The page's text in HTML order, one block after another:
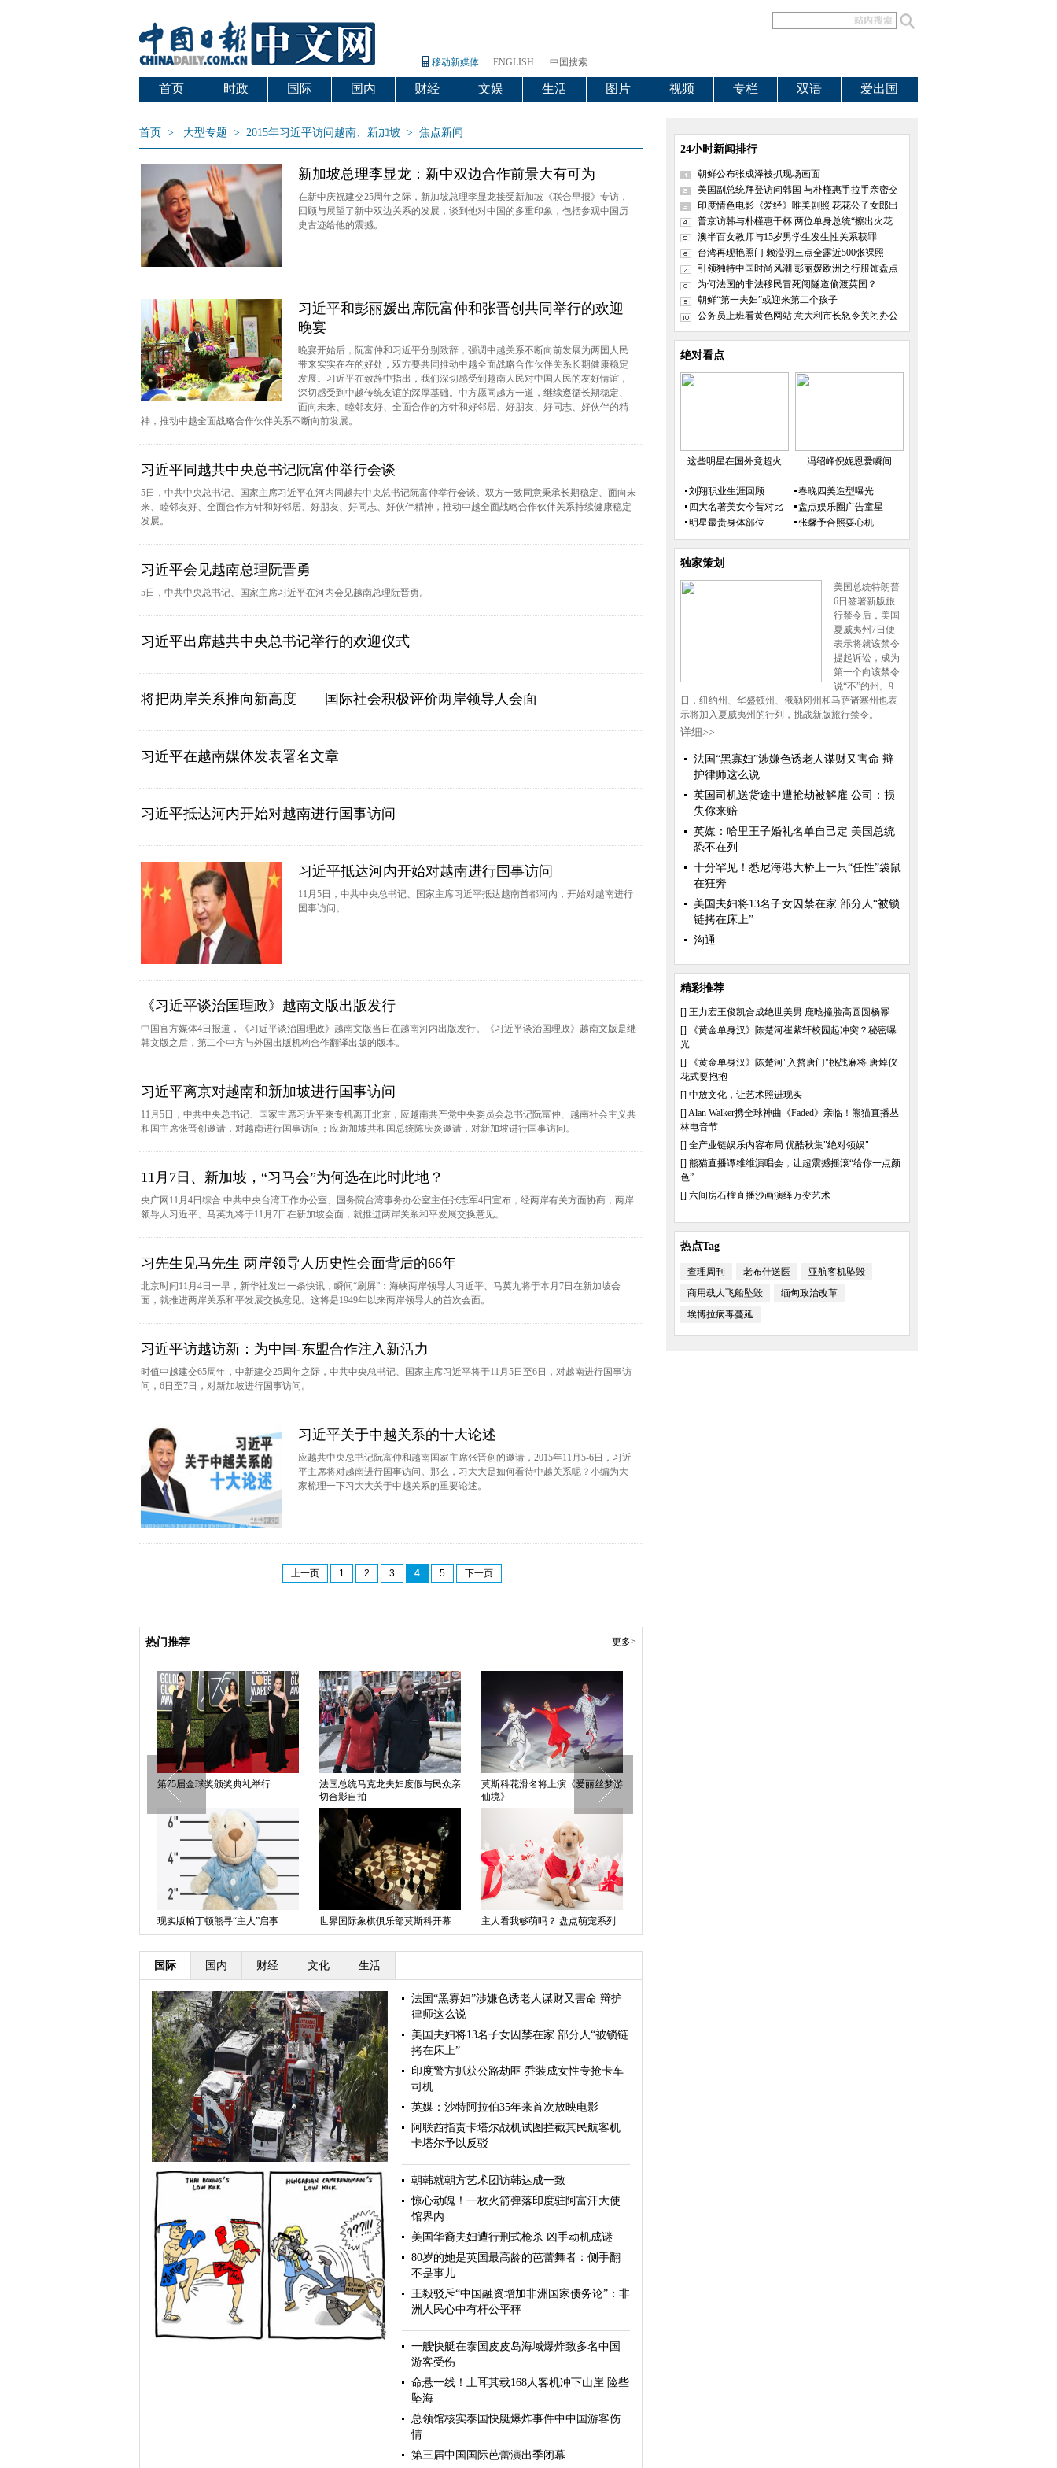
移动新媒体 ENGLISH 中国搜索
首页 时政 国际 国内 财经 文娱 生活 图片 视频 专栏 双语 爱出国
首页 > 大型专题 > 2015年习近平访问越南、新加坡 > 焦点新闻
新加坡总理李显龙：新中双边合作前景大有可为
在新中庆祝建交25周年之际，新加坡总理李显龙接受新加坡《联合早报》专访，
回顾与展望了新中双边关系的发展，谈到他对中国的多重印象，包括参观中国历
史古迹给他的震撼。
习近平和彭丽媛出席阮富仲和张晋创共同举行的欢迎
晚宴
晚宴开始后，阮富仲和习近平分别致辞，强调中越关系不断向前发展为两国人民
带来实实在在的好处，双方要共同推动中越全面战略合作伙伴关系长期健康稳定
发展。习近平在致辞中指出，我们深切感受到越南人民对中国人民的友好情谊，
深切感受到中越传统友谊的深厚基础。中方愿同越方一道，继续遵循长期稳定、
面向未来、睦邻友好、全面合作的方针和好邻居、好朋友、好同志、好伙伴的精
神，推动中越全面战略合作伙伴关系不断向前发展。
习近平同越共中央总书记阮富仲举行会谈
5日，中共中央总书记、国家主席习近平在河内同越共中央总书记阮富仲举行会谈。双方一致同意秉承长期稳定、面向未
来、睦邻友好、全面合作方针和好邻居、好朋友、好同志、好伙伴精神，推动中越全面战略合作伙伴关系持续健康稳定
发展。
习近平会见越南总理阮晋勇
5日，中共中央总书记、国家主席习近平在河内会见越南总理阮晋勇。
习近平出席越共中央总书记举行的欢迎仪式
将把两岸关系推向新高度——国际社会积极评价两岸领导人会面
习近平在越南媒体发表署名文章
习近平抵达河内开始对越南进行国事访问
习近平抵达河内开始对越南进行国事访问
11月5日，中共中央总书记、国家主席习近平抵达越南首都河内，开始对越南进行
国事访问。
《习近平谈治国理政》越南文版出版发行
中国官方媒体4日报道，《习近平谈治国理政》越南文版当日在越南河内出版发行。《习近平谈治国理政》越南文版是继
韩文版之后，第二个中方与外国出版机构合作翻译出版的版本。
习近平离京对越南和新加坡进行国事访问
11月5日，中共中央总书记、国家主席习近平乘专机离开北京，应越南共产党中央委员会总书记阮富仲、越南社会主义共
和国主席张晋创邀请，对越南进行国事访问；应新加坡共和国总统陈庆炎邀请，对新加坡进行国事访问。
11月7日、新加坡，“习马会”为何选在此时此地？
央广网11月4日综合 中共中央台湾工作办公室、国务院台湾事务办公室主任张志军4日宣布，经两岸有关方面协商，两岸
领导人习近平、马英九将于11月7日在新加坡会面，就推进两岸关系和平发展交换意见。
习先生见马先生 两岸领导人历史性会面背后的66年
北京时间11月4日一早，新华社发出一条快讯，瞬间“刷屏”：海峡两岸领导人习近平、马英九将于本月7日在新加坡会
面，就推进两岸关系和平发展交换意见。这将是1949年以来两岸领导人的首次会面。
习近平访越访新：为中国-东盟合作注入新活力
时值中越建交65周年，中新建交25周年之际，中共中央总书记、国家主席习近平将于11月5日至6日，对越南进行国事访
问，6日至7日，对新加坡进行国事访问。
习近平关于中越关系的十大论述
应越共中央总书记阮富仲和越南国家主席张晋创的邀请，2015年11月5-6日，习近
平主席将对越南进行国事访问。那么，习大大是如何看待中越关系呢？小编为大
家梳理一下习大大关于中越关系的重要论述。
上一页 1 2 3 4 5 下一页
热门推荐 更多>
第75届金球奖颁奖典礼举行
法国总统马克龙夫妇度假与民众亲
切合影自拍
莫斯科花滑名将上演《爱丽丝梦游
仙境》
现实版帕丁顿熊寻“主人”启事 世界国际象棋俱乐部莫斯科开幕
主人看我够萌吗？ 盘点萌宠系列
圣诞照
国际 国内 财经 文化 生活
伊斯坦布尔遭炸弹袭击 至少11死36伤（图）
法国“黑寡妇”涉嫌色诱老人谋财又害命 辩护
律师这么说
美国夫妇将13名子女囚禁在家 部分人“被锁链
拷在床上”
印度警方抓获公路劫匪 乔装成女性专抢卡车
司机
英媒：沙特阿拉伯35年来首次放映电影
阿联酋指责卡塔尔战机试图拦截其民航客机
卡塔尔予以反驳
朝韩就朝方艺术团访韩达成一致
惊心动魄！一枚火箭弹落印度驻阿富汗大使
馆界内
美国华裔夫妇遭行刑式枪杀 凶手动机成谜
80岁的她是英国最高龄的芭蕾舞者：侧手翻
不是事儿
王毅驳斥“中国融资增加非洲国家债务论”：非
洲人民心中有杆公平秤
一艘快艇在泰国皮皮岛海域爆炸致多名中国
游客受伤
命悬一线！土耳其载168人客机冲下山崖 险些
坠海
总领馆核实泰国快艇爆炸事件中中国游客伤
情
第三届中国国际芭蕾演出季闭幕
24小时新闻排行
朝鲜公布张成泽被抓现场画面
美国副总统拜登访问韩国 与朴槿惠手拉手亲密交
印度情色电影《爱经》唯美剧照 花花公子女郎出
普京访韩与朴槿惠干杯 两位单身总统“擦出火花
澳半百女教师与15岁男学生发生性关系获罪
台湾再现艳照门 赖滢羽三点全露近500张裸照
引领独特中国时尚风潮 彭丽媛欧洲之行服饰盘点
为何法国的非法移民冒死闯隧道偷渡英国？
朝鲜“第一夫妇”或迎来第二个孩子
公务员上班看黄色网站 意大利市长怒令关闭办公
绝对看点
这些明星在国外竟超火 冯绍峰倪妮恩爱瞬间
刘翔职业生涯回顾
四大名著美女今昔对比
明星最贵身体部位
春晚四美造型曝光
盘点娱乐圈广告童星
张馨予合照耍心机
独家策划
美国总统特朗普
6日签署新版旅
行禁令后，美国
夏威夷州7日便
表示将就该禁令
提起诉讼，成为
第一个向该禁令
说“不”的州。9
日，纽约州、华盛顿州、俄勒冈州和马萨诸塞州也表
示将加入夏威夷州的行列，挑战新版旅行禁令。
详细>>
法国“黑寡妇”涉嫌色诱老人谋财又害命 辩
护律师这么说
英国司机送货途中遭抢劫被解雇 公司：损
失你来赔
英媒：哈里王子婚礼名单自己定 美国总统
恐不在列
十分罕见！悉尼海港大桥上一只“任性”袋鼠
在狂奔
美国夫妇将13名子女囚禁在家 部分人“被锁
链拷在床上”
沟通
精彩推荐
[] 王力宏王俊凯合成绝世美男 鹿晗撞脸高圆圆杨幂
[]
《黄金单身汉》陈楚河崔紫轩校园起冲突？秘密曝
光
[]
《黄金单身汉》陈楚河"入赘唐门"挑战麻将 唐焯仪
花式要抱抱
[] 中放文化，让艺术照进现实
[] Alan Walker携全球神曲《Faded》亲临！熊猫直播丛
林电音节
[] 全产业链娱乐内容布局 优酷秋集"绝对领娱"
[] 熊猫直播谭维维演唱会，让超震撼摇滚“给你一点颜
色”
[] 六间房石榴直播沙画演绎万变艺术
热点Tag
查理周刊 老布什送医
亚航客机坠毁
商用载人飞船坠毁
缅甸政治改革
埃博拉病毒蔓延